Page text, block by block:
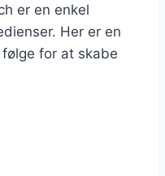
er en enkel
Her er en
for at skabe